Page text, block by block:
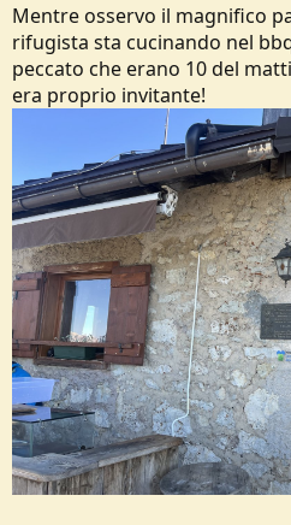
Mentre osservo il magnifico
rifugista sta cucinando nel
peccato che erano 10 del
era proprio invitante!